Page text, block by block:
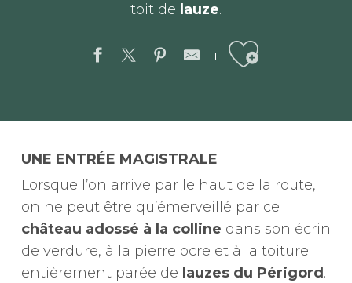
toit de lauze.
Ajouter aux
UNE ENTRÉE MAGISTRALE
Lorsque l’on arrive par le haut de la route,
on ne peut être qu’émerveillé par ce
château adossé à la colline dans son écrin
de verdure, à la pierre ocre et à la toiture
entièrement parée de lauzes du Périgord .